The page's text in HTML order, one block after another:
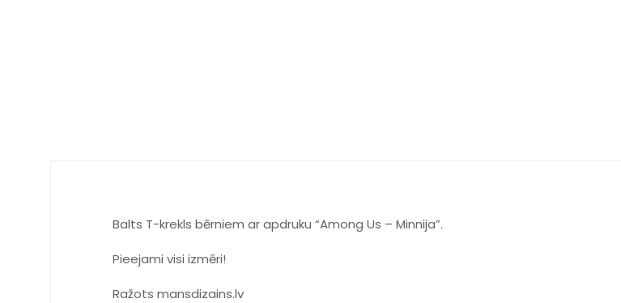
Balts T-krekls bērniem ar apdruku “Among Us – Minnija”.
Pieejami visi izmēri!
Ražots mansdizains.lv